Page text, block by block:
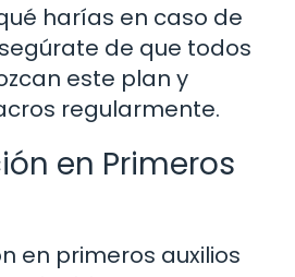
harías en caso de
de que todos
este plan y
regularmente.
en Primeros
en primeros auxilios